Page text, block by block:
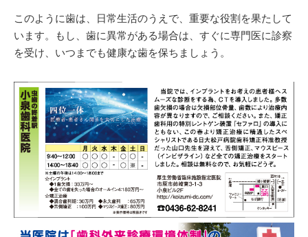
このように歯は、日常生活のうえで、重要な役割を果たして
います。もし、歯に異常がある場合は、すぐに専門医に診察
を受け、いつまでも健康な歯を保ちましょう。